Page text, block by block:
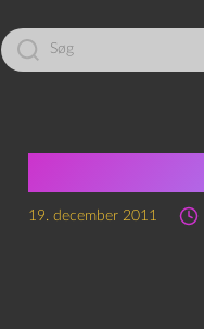
Led
efter:
19. december 2011